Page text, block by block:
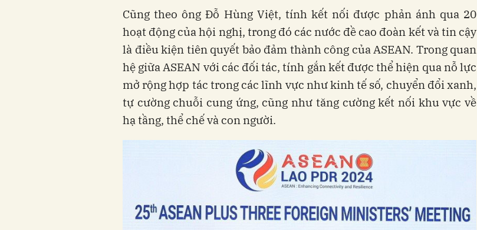
Cũng theo ông Đỗ Hùng Việt, tính kết nối được phản ánh qua 20
hoạt động của hội nghị, trong đó các nước đề cao đoàn kết và tin cậy
là điều kiện tiên quyết bảo đảm thành công của ASEAN. Trong quan
hệ giữa ASEAN với các đối tác, tính gắn kết được thể hiện qua nỗ lực
mở rộng hợp tác trong các lĩnh vực như kinh tế số, chuyển đổi xanh,
tự cường chuỗi cung ứng, cũng như tăng cường kết nối khu vực về
hạ tầng, thể chế và con người.